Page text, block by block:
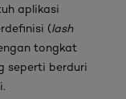
aplikasi
(lash
tongkat
seperti berduri